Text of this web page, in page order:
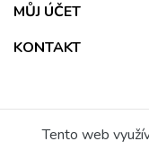
MŮJ ÚČET
KONTAKT
Tento web